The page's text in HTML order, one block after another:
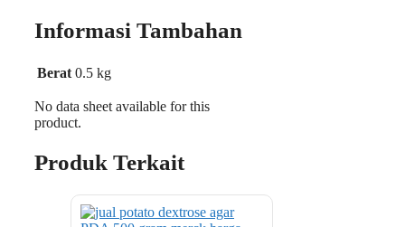
Informasi Tambahan
Berat 0.5 kg
No data sheet available for this
product.
Produk Terkait